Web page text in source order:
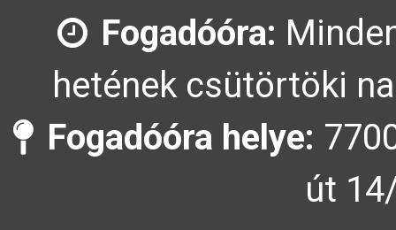
Fogadóóra:
hetének csütörtöki
Fogadóóra helye:
út